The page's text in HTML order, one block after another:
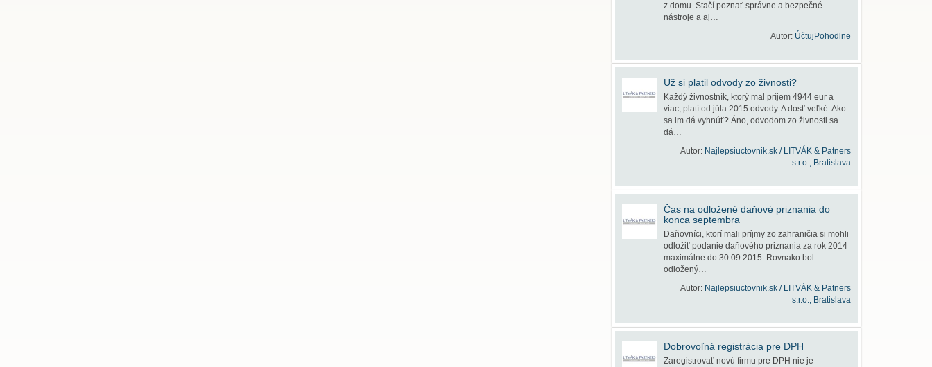
z domu. Stačí poznať správne a bezpečné
nástroje a aj…
Autor: ÚčtujPohodlne
Už si platil odvody zo živnosti?
Každý živnostník, ktorý mal príjem 4944 eur a
viac, platí od júla 2015 odvody. A dosť veľké. Ako
sa im dá vyhnúť? Áno, odvodom zo živnosti sa
dá…
Autor: Najlepsiuctovnik.sk / LITVÁK & Patners
s.r.o., Bratislava
Čas na odložené daňové priznania do
konca septembra
Daňovníci, ktorí mali príjmy zo zahraničia si mohli
odložiť podanie daňového priznania za rok 2014
maximálne do 30.09.2015. Rovnako bol
odložený…
Autor: Najlepsiuctovnik.sk / LITVÁK & Patners
s.r.o., Bratislava
Dobrovoľná registrácia pre DPH
Zaregistrovať novú firmu pre DPH nie je